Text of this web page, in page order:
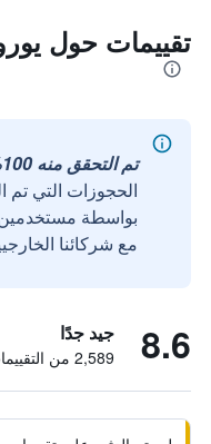
تقييمات حول
تم التحقق منه 100%
الحجوزات التي تم
مع شركائنا
8.6 جيد جدًا
2,589 من التقييمات تم التحقق منها